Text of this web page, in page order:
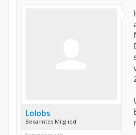
Lolobs
Bekanntes Mitglied